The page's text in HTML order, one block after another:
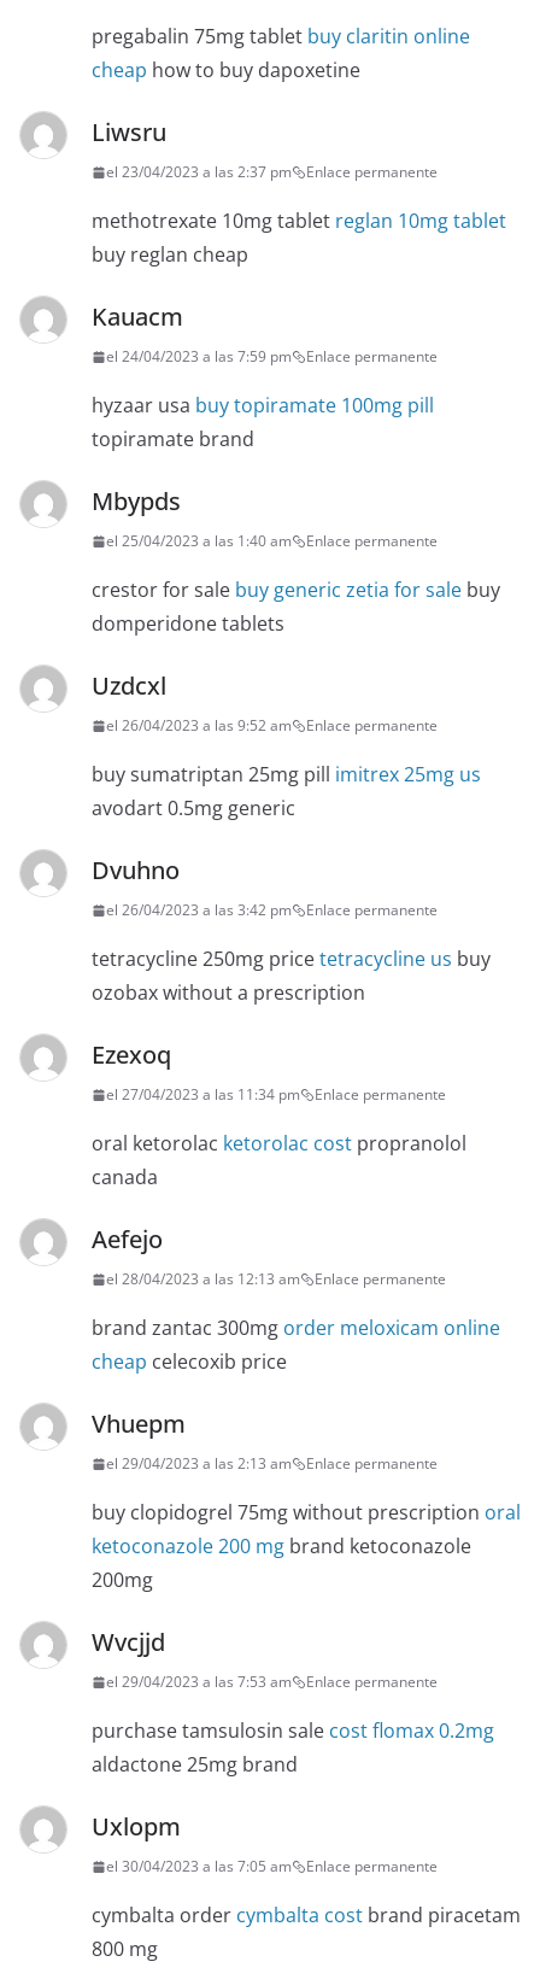
pregabalin 75mg tablet buy claritin online
cheap how to buy dapoxetine
Liwsru
el 23/04/2023 a las 2:37 pm Enlace permanente
methotrexate 10mg tablet reglan 10mg tablet
buy reglan cheap
Kauacm
el 24/04/2023 a las 7:59 pm Enlace permanente
hyzaar usa buy topiramate 100mg pill
topiramate brand
Mbypds
el 25/04/2023 a las 1:40 am Enlace permanente
crestor for sale buy generic zetia for sale buy
domperidone tablets
Uzdcxl
el 26/04/2023 a las 9:52 am Enlace permanente
buy sumatriptan 25mg pill imitrex 25mg us
avodart 0.5mg generic
Dvuhno
el 26/04/2023 a las 3:42 pm Enlace permanente
tetracycline 250mg pricetetracycline us buy
ozobax without a prescription
Ezexoq
el 27/04/2023 a las 11:34 pm Enlace permanente
oral ketorolac ketorolac cost propranolol
canada
Aefejo
el 28/04/2023 a las 12:13 am Enlace permanente
brand zantac 300mg order meloxicam online
cheap celecoxib price
Vhuepm
el 29/04/2023 a las 2:13 am Enlace permanente
buy clopidogrel 75mg without prescription oral
ketoconazole 200 mg brand ketoconazole
200mg
Wvcjjd
el 29/04/2023 a las 7:53 am Enlace permanente
purchase tamsulosin sale cost flomax 0.2mg
aldactone 25mg brand
Uxlopm
el 30/04/2023 a las 7:05 am Enlace permanente
cymbalta order cymbalta cost brand piracetam
800 mg